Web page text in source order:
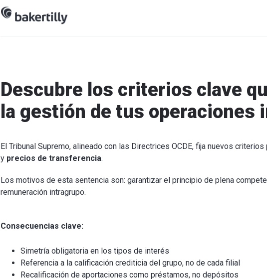
Descubre los criterios clave
la gestión de tus operaciones
El Tribunal Supremo, alineado con las Directrices OCDE, fija nuevos
y precios de transferencia.
Los motivos de esta sentencia son: garantizar el principio de plena
remuneración intragrupo.
Consecuencias clave:
Simetría obligatoria en los tipos de interés
Referencia a la calificación crediticia del grupo, no de cada filial
Recalificación de aportaciones como préstamos, no depósitos